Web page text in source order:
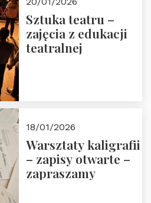
Sztuka teatru –
zajęcia z edukacji
teatralnej
18/01/2026
Warsztaty kaligrafii
– zapisy otwarte –
zapraszamy